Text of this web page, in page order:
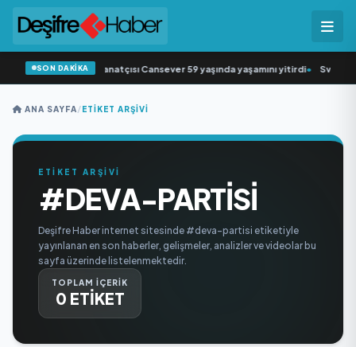
SON DAKİKA
müziğin sevilen sanatçısı Cansever 59 yaşında yaşamını yitirdi• Svadba
ANA SAYFA/ETIKET ARŞIVI
ETİKET ARŞİVİ
#DEVA-PARTISI
Deşifre Haber internet sitesinde #deva-partisi etiketiyle
yayınlanan en son haberler, gelişmeler, analizler ve videolar bu
sayfa üzerinde listelenmektedir.
TOPLAM İÇERİK
0 ETİKET